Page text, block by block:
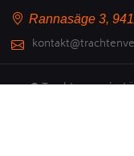
Rannasäge 3,
© Trachtenverein-